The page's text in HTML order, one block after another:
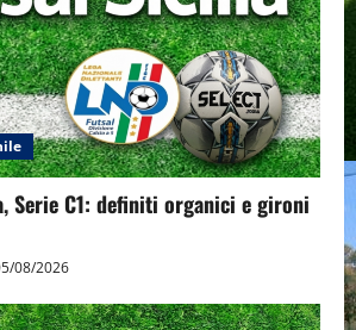
Serie C1: definiti organici e gironi
08/2026